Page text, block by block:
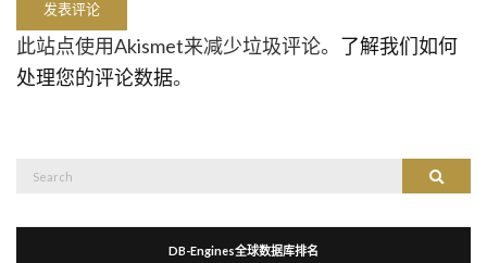
此站点使用Akismet来减少垃圾评论。 了解我们如何
处理您的评论数据。
Search
DB-Engines全球数据库排名